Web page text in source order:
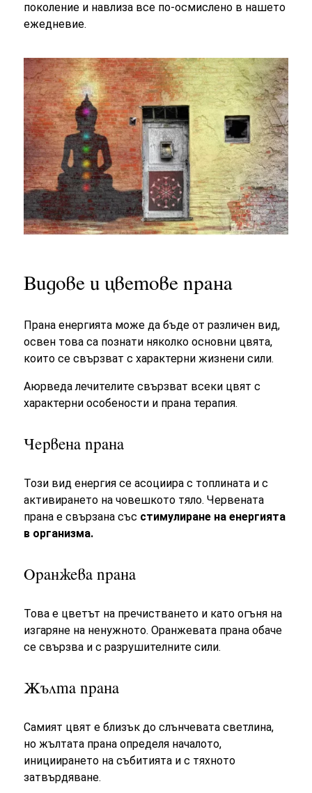
поколение и навлиза все по-осмислено в нашето
ежедневие.
Видове и цветове прана
Прана енергията може да бъде от различен вид,
освен това са познати няколко основни цвята,
които се свързват с характерни жизнени сили.
Аюрведа лечителите свързват всеки цвят с
характерни особености и прана терапия.
Червена прана
Този вид енергия се асоциира с топлината и с
активирането на човешкото тяло. Червената
прана е свързана със стимулиране на енергията
в организма.
Оранжева прана
Това е цветът на пречистването и като огъня на
изгаряне на ненужното. Оранжевата прана обаче
се свързва и с разрушителните сили.
Жълта прана
Самият цвят е близък до слънчевата светлина,
но жълтата прана определя началото,
инициирането на събитията и с тяхното
затвърдяване.